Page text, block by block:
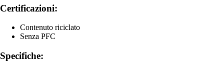
Certificazioni:
Contenuto riciclato
Senza PFC
Specifiche: